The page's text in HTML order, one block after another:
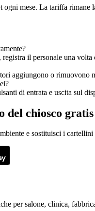
mese. La tariffa rimane
il personale una
aggiungono o rimuovono
di entrata e uscita sul
del chiosco
e sostituisci i
per salone, clinica,